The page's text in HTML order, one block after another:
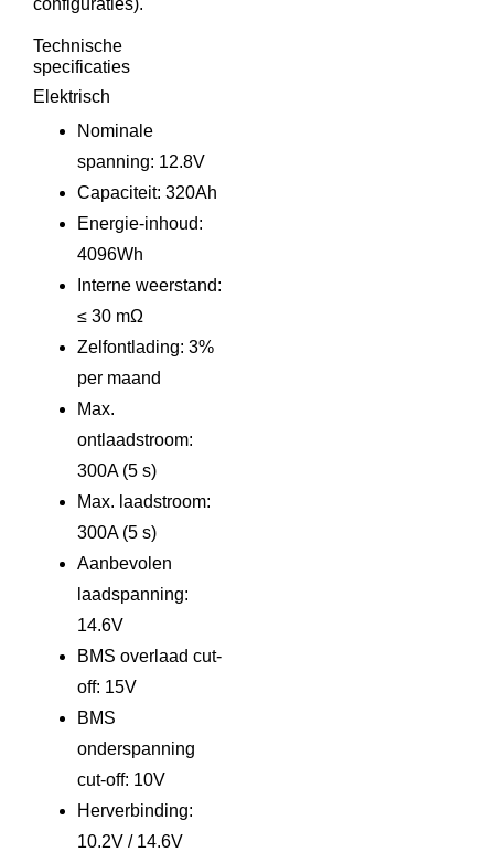
configuraties).
Technische
specificaties
Elektrisch
Nominale
spanning: 12.8V
Capaciteit: 320Ah
Energie-inhoud:
4096Wh
Interne weerstand:
≤ 30 mΩ
Zelfontlading: 3%
per maand
Max.
ontlaadstroom:
300A (5 s)
Max. laadstroom:
300A (5 s)
Aanbevolen
laadspanning:
14.6V
BMS overlaad cut-
off: 15V
BMS
onderspanning
cut-off: 10V
Herverbinding:
10.2V / 14.6V